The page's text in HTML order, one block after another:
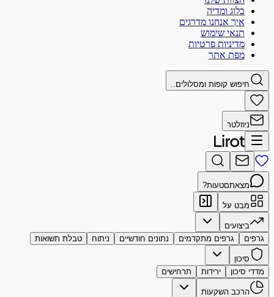
בלוג ומדיה
איך אנחנו מדרגים
תנאי שימוש
מדיניות פרטיות
מפת אתר
חיפוש קופות ומסלולים..
ניוזלטר
מצאתםטעות?
מבט על
ביצועים
גרפים
גרפים מתקדמים נתונים חודשיים ניתוח טבלת תשואות
סיכון
מדדי סיכון
ירידות תרחישים
הרכב השקעות